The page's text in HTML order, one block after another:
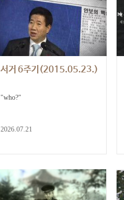
서거 6주기(2015.05.23.)
"who?"
2026.07.21